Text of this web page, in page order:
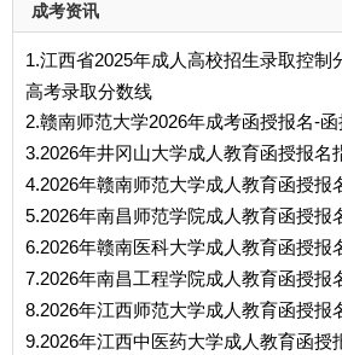
成考资讯
1.江西省2025年成人高校招生录取控制
高考录取分数线
2.赣南师范大学2026年成考函授报名-
3.2026年井冈山大学成人教育函授报名
4.2026年赣南师范大学成人教育函授报
5.2026年南昌师范学院成人教育函授报
6.2026年赣南医科大学成人教育函授报
7.2026年南昌工程学院成人教育函授报
8.2026年江西师范大学成人教育函授报
9.2026年江西中医药大学成人教育函授